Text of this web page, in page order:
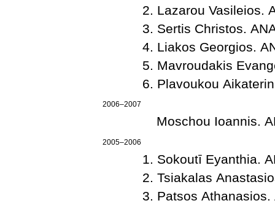
Lazarou
Sertis Christos.
Liakos Georgios.
Mavroudakis
Plavoukou
2006–2007
Moschou Ioannis.
2005–2006
Sokoutī Eyanthia.
Tsiakalas
Patsos